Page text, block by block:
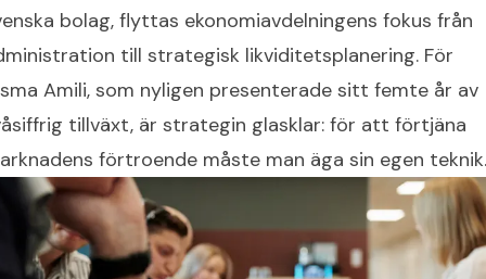
bolag, flyttas ekonomiavdelningens fokus från
till strategisk likviditetsplanering. För
Amili, som nyligen presenterade sitt femte år av
tillväxt, är strategin glasklar: för att förtjäna
förtroende måste man äga sin egen teknik.